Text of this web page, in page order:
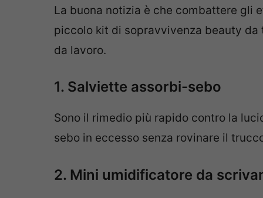
La buona notizia è che combattere gli
piccolo kit di sopravvivenza beauty
da lavoro.
1. Salviette assorbi-sebo
Sono il rimedio più rapido contro la
sebo in eccesso senza rovinare il
2. Mini umidificatore da